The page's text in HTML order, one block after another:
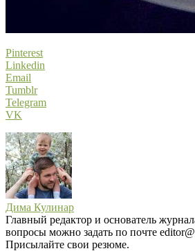
Pinterest
Linkedin
Email
Tumblr
Telegram
VK
Дима Кулинар
Главный редактор и основатель
вопросы можно задать по почте
Присылайте свои резюме.